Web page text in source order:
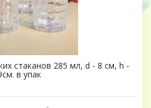
стаканов 285 мл, d - 8 см, h -
в упак